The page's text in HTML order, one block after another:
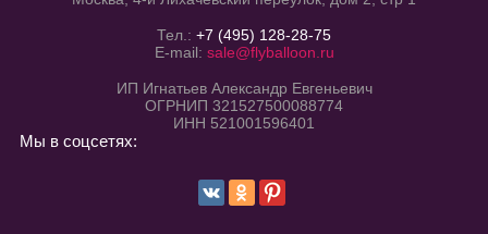
Тел.: +7 (495) 128-28-75
E-mail: sale@flyballoon.ru
ИП Игнатьев Александр Евгеньевич
ОГРНИП 321527500088774
ИНН 521001596401
Мы в соцсетях: